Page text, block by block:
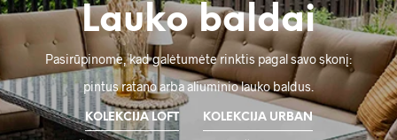
Lauko baldai
Pasirūpinome, kad galėtumėte rinktis pagal savo skonį:
pintus ratano arba aliuminio lauko baldus.
KOLEKCIJA LOFT KOLEKCIJA URBAN